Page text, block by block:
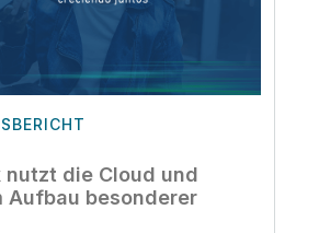
nutzt die Cloud und
Aufbau besonderer